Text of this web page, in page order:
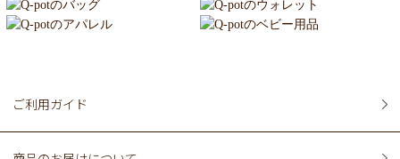
ご利用ガイド